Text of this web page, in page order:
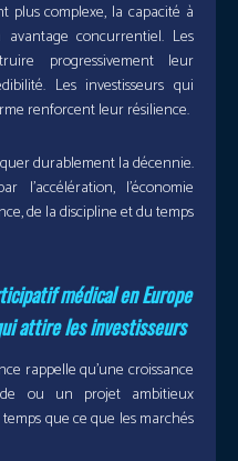
plus complexe, la capacité à
concurrentiel. Les
progressivement leur
Les investisseurs qui
renforcent leur résilience.
durablement la décennie.
l’économie
de la discipline et du temps
médical en Europe
attire les investisseurs
rappelle qu’une croissance
ou un projet ambitieux
que ce que les marchés